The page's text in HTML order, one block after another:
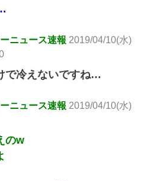
ニュース速報 2019/04/10(水)
で冷えないですね…
ニュース速報 2019/04/10(水)
のw